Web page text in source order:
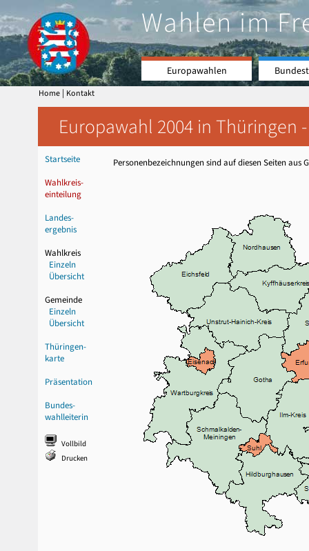
Wahlen im
Europawahlen
Home | Kontakt
Europawahl 2004 in Thüringen
Startseite
Wahlkreis-
einteilung
Landes-
ergebnis
Wahlkreis
Einzeln
Übersicht
Gemeinde
Einzeln
Übersicht
Thüringen-
karte
Präsentation
Bundes-
wahlleiterin
Vollbild
Drucken
Personenbezeichnungen sind auf diesen Seiten